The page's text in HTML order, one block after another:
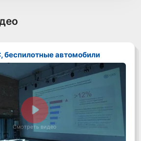
беспилотные автомобили
Смотреть видео